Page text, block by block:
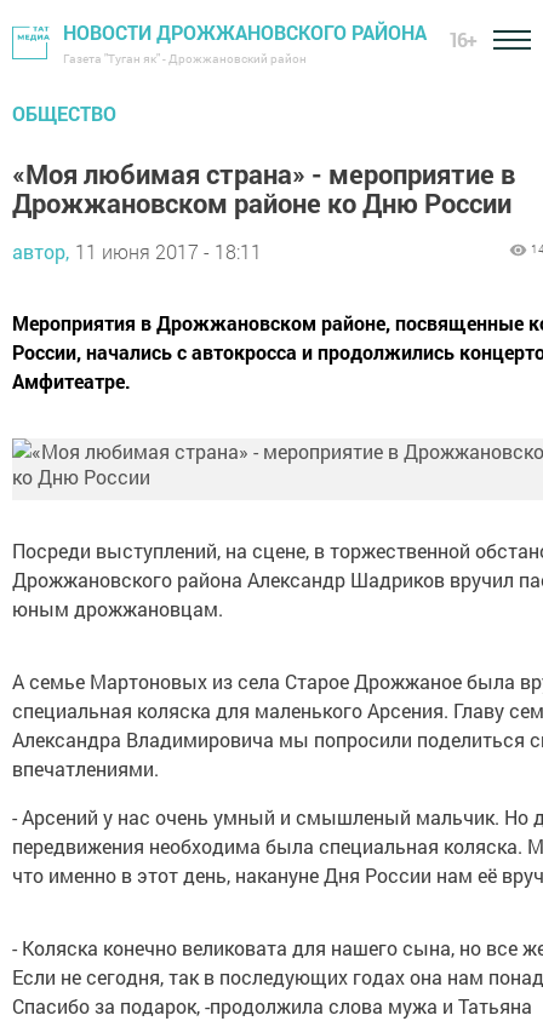
НОВОСТИ ДРОЖЖАНОВСКОГО РАЙОНА
Газета "Туган як" - Дрожжановский район
16+
ОБЩЕСТВО
«Моя любимая страна» - мероприятие в
Дрожжановском районе ко Дню России
автор, 11 июня 2017 - 18:11
Мероприятия в Дрожжановском районе, посвященные
России, начались с автокросса и продолжились
Амфитеатре.
Посреди выступлений, на сцене, в торжественной
Дрожжановского района Александр Шадриков вручил
юным дрожжановцам.
А семье Мартоновых из села Старое Дрожжаное была
специальная коляска для маленького Арсения. Главу
Александра Владимировича мы попросили поделиться
впечатлениями.
- Арсений у нас очень умный и смышленый мальчик. Но
передвижения необходима была специальная коляска.
что именно в этот день, накануне Дня России нам её
- Коляска конечно великовата для нашего сына, но все
Если не сегодня, так в последующих годах она нам
Спасибо за подарок, -продолжила слова мужа и Татьяна